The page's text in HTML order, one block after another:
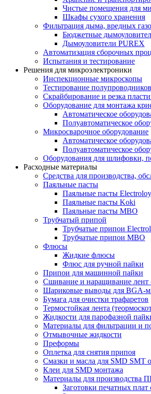
Чистые помещения для
Шкафы сухого хранения
Фильтрация дыма, вредных
Бюджетные
Дымоуловители PUREX
Автоматизация сборочных
Испытания и тестирование
Решения для микроэлектроники
Инспекционные микроскопы
Тестирование
Скрайбирование и резка
Оборудование для монтажа
Автоматическое
Полуавтоматическое
Микросварочное оборудование
Автоматическое
Полуавтоматическое
Оборудования для шлифовки,
Расходные материалы
Средства для производства,
Паяльные пасты
Паяльные пасты Electroloy
Паяльные пасты Koki
Паяльные пасты MBO
Трубчатый припой
Трубчатые припои
Трубчатые припои MBO
Флюсы
Жидкие флюсы
Флюс для ручной пайки
Припои для машинной пайки
Сшивание и наращивание лент
Шариковые выводы для BGA-
Бумага для очистки трафаретов
Термостойкая лента
Жидкости для парофазной
Материалы для фильтрации и
Отмывочные жидкости
Преформы
Оплетка для снятия припоя
Смазки и масла для SMD SMT
Клеи для SMD монтажа
Материалы для производства
Заготовки печатных